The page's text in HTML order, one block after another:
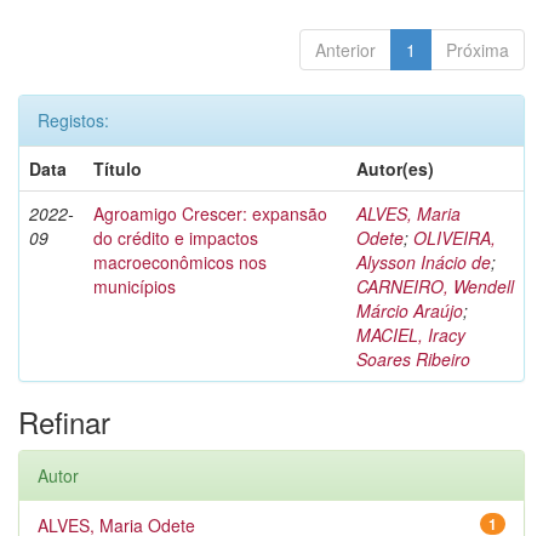
Anterior 1 Próxima
Registos:
Data
Título
Autor(es)
2022-
09
Agroamigo Crescer: expansão
do crédito e impactos
macroeconômicos nos
municípios
ALVES, Maria
Odete; OLIVEIRA,
Alysson Inácio de;
CARNEIRO, Wendell
Márcio Araújo;
MACIEL, Iracy
Soares Ribeiro
Refinar
Autor
1
ALVES, Maria Odete